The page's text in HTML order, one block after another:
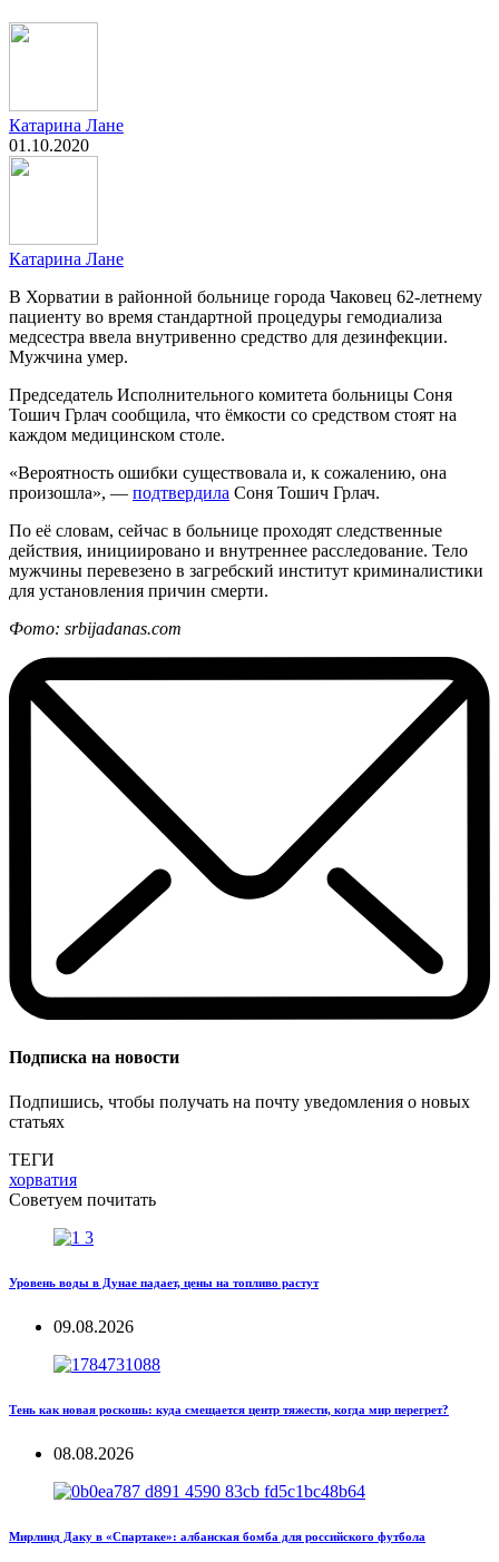
Катарина Лане
01.10.2020
Катарина Лане
В Хорватии в районной больнице города Чаковец 62-летнему
пациенту во время стандартной процедуры гемодиализа
медсестра ввела внутривенно средство для дезинфекции.
Мужчина умер.
Председатель Исполнительного комитета больницы Cоня
Тошич Грлач сообщила, что ёмкости со средством стоят на
каждом медицинском столе.
«Вероятность ошибки существовала и, к сожалению, она
произошла», — подтвердила Cоня Тошич Грлач.
По её словам, сейчас в больнице проходят следственные
действия, инициировано и внутреннее расследование. Тело
мужчины перевезено в загребский институт криминалистики
для установления причин смерти.
Фото: srbijadanas.com
Подписка на новости
Подпишись, чтобы получать на почту уведомления о новых
статьях
ТЕГИ
хорватия
Советуем почитать
Уровень воды в Дунае падает, цены на топливо растут
09.08.2026
Тень как новая роскошь: куда смещается центр тяжести, когда мир перегрет?
08.08.2026
Мирлинд Даку в «Спартаке»: албанская бомба для российского футбола